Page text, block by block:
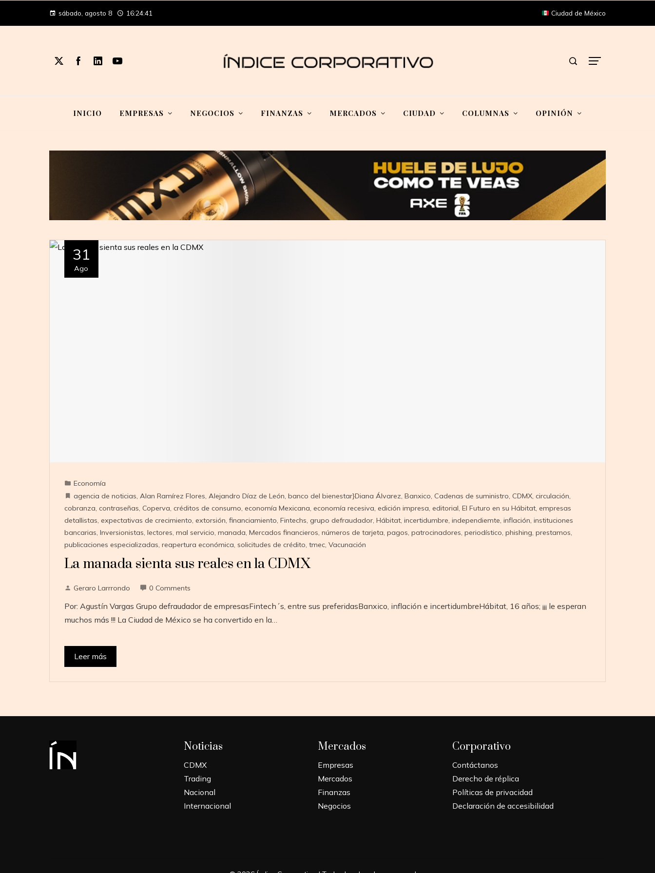
sábado, agosto 8 16:24:41 Ciudad de México
INICIO EMPRESAS NEGOCIOS FINANZAS MERCADOS CIUDAD COLUMNAS OPINIÓN
31
Ago
Economía
agencia de noticias, Alan Ramírez Flores, Alejandro Díaz de León, banco del bienestar}Diana Álvarez, Banxico, Cadenas de suministro, CDMX, circulación,
cobranza, contraseñas, Coperva, créditos de consumo, economía Mexicana, economía recesiva, edición impresa, editorial, El Futuro en su Hábitat, empresas
detallistas, expectativas de crecimiento, extorsión, financiamiento, Fintechs, grupo defraudador, Hábitat, incertidumbre, independiemte, inflación, instituciones
bancarias, Inversionistas, lectores, mal servicio, manada, Mercados financieros, números de tarjeta, pagos, patrocinadores, periodístico, phishing, prestamos,
publicaciones especializadas, reapertura económica, solicitudes de crédito, tmec, Vacunación
La manada sienta sus reales en la CDMX
Geraro Larrrondo 0 Comments
Por: Agustín Vargas Grupo defraudador de empresasFintech´s, entre sus preferidasBanxico, inflación e incertidumbreHábitat, 16 años; ¡¡¡ le esperan
muchos más !!! La Ciudad de México se ha convertido en la…
Leer más
Noticias
CDMX
Trading
Nacional
Internacional
Mercados
Empresas
Mercados
Finanzas
Negocios
Corporativo
Contáctanos
Derecho de réplica
Políticas de privacidad
Declaración de accesibilidad